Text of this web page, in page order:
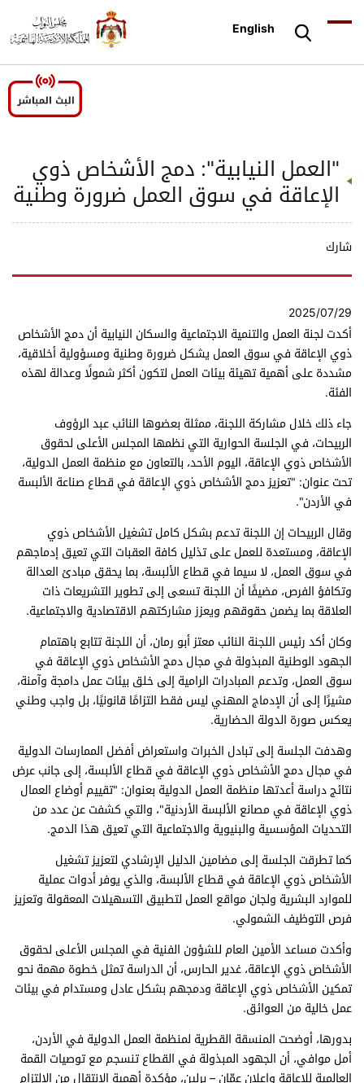
English
"العمل النيابية": دمج الأشخاص ذوي
الإعاقة في سوق العمل ضرورة وطنية
شارك
2025/07/29
أكدت لجنة العمل والتنمية الاجتماعية والسكان النيابية أن دمج الأشخاص
ذوي الإعاقة في سوق العمل يشكل ضرورة وطنية ومسؤولية أخلاقية،
مشددة على أهمية تهيئة بيئات العمل لتكون أكثر شمولًا وعدالة لهذه
الفئة.
جاء ذلك خلال مشاركة اللجنة، ممثلة بعضوها النائب عبد الرؤوف
الربيحات، في الجلسة الحوارية التي نظمها المجلس الأعلى لحقوق
الأشخاص ذوي الإعاقة، اليوم الأحد، بالتعاون مع منظمة العمل الدولية،
تحت عنوان: "تعزيز دمج الأشخاص ذوي الإعاقة في قطاع صناعة الألبسة
في الأردن".
وقال الربيحات إن اللجنة تدعم بشكل كامل تشغيل الأشخاص ذوي
الإعاقة، ومستعدة للعمل على تذليل كافة العقبات التي تعيق إدماجهم
في سوق العمل، لا سيما في قطاع الألبسة، بما يحقق مبادئ العدالة
وتكافؤ الفرص، مضيفًا أن اللجنة تسعى إلى تطوير التشريعات ذات
العلاقة بما يضمن حقوقهم ويعزز مشاركتهم الاقتصادية والاجتماعية.
وكان أكد رئيس اللجنة النائب معتز أبو رمان، أن اللجنة تتابع باهتمام
الجهود الوطنية المبذولة في مجال دمج الأشخاص ذوي الإعاقة في
سوق العمل، وتدعم المبادرات الرامية إلى خلق بيئات عمل دامجة وآمنة،
مشيرًا إلى أن الإدماج المهني ليس فقط التزامًا قانونيًا، بل واجب وطني
يعكس صورة الدولة الحضارية.
وهدفت الجلسة إلى تبادل الخبرات واستعراض أفضل الممارسات الدولية
في مجال دمج الأشخاص ذوي الإعاقة في قطاع الألبسة، إلى جانب عرض
نتائج دراسة أعدتها منظمة العمل الدولية بعنوان: "تقييم أوضاع العمال
ذوي الإعاقة في مصانع الألبسة الأردنية"، والتي كشفت عن عدد من
التحديات المؤسسية والبنيوية والاجتماعية التي تعيق هذا الدمج.
كما تطرقت الجلسة إلى مضامين الدليل الإرشادي لتعزيز تشغيل
الأشخاص ذوي الإعاقة في قطاع الألبسة، والذي يوفر أدوات عملية
للموارد البشرية ولجان مواقع العمل لتطبيق التسهيلات المعقولة وتعزيز
فرص التوظيف الشمولي.
وأكدت مساعد الأمين العام للشؤون الفنية في المجلس الأعلى لحقوق
الأشخاص ذوي الإعاقة، غدير الحارس، أن الدراسة تمثل خطوة مهمة نحو
تمكين الأشخاص ذوي الإعاقة ودمجهم بشكل عادل ومستدام في بيئات
عمل خالية من العوائق.
بدورها، أوضحت المنسقة القطرية لمنظمة العمل الدولية في الأردن،
أمل موافي، أن الجهود المبذولة في القطاع تنسجم مع توصيات القمة
العالمية للإعاقة وإعلان عمّان – برلين، مؤكدة أهمية الانتقال من الالتزام